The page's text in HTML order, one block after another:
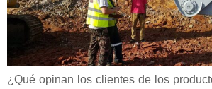
¿Qué opinan los clientes de los